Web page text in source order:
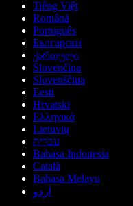
Tiếng Việt
Română
Português
Български
ქართული
Slovenčina
Slovenščina
Eesti
Hrvatski
Ελληνικά
Lietuvių
עברית
Bahasa Indonesia
Català
Bahasa Melayu
اردو